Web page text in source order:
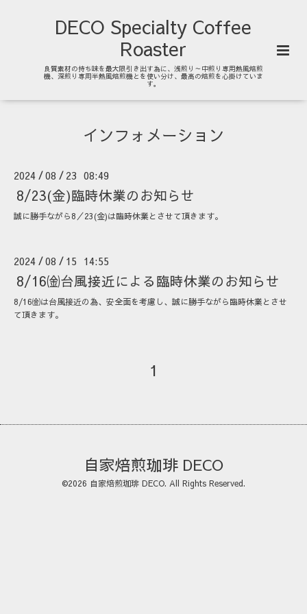
DECO Specialty Coffee
Roaster
良質素材の持ち味を最大限引き出す為に、浅煎り～中煎り専用熱風焙煎
機、深煎り専用半熱風焙煎機とを使い分け、最高の焙煎を心掛けていま
す。
インフォメーション
2024 /08 / 23 08:49
8/23(金)臨時休業のお知らせ
誠に勝手ながら8／23(金)は臨時休業とさせて頂きます。
2024 /08 / 15 14:55
8/16㈮台風接近による臨時休業のお知らせ
8/16㈮は台風接近の為、安全面を考慮し、誠に勝手ながら臨時休業とさせ
て頂きます。
1
自家焙煎珈琲 DECO
©2026 自家焙煎珈琲 DECO. All Rights Reserved.